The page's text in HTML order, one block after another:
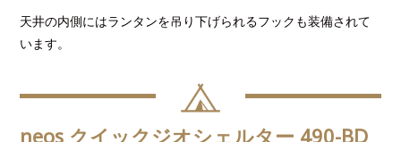
天井の内側にはランタンを吊り下げられるフックも装備されて
います。
neos クイックジオシェルター 490-BD